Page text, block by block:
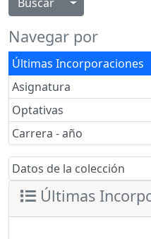
Alternar menú
Navegar por
Últimas Incorporaciones
Asignatura
Optativas
Carrera - año
Datos de la colección
Últimas